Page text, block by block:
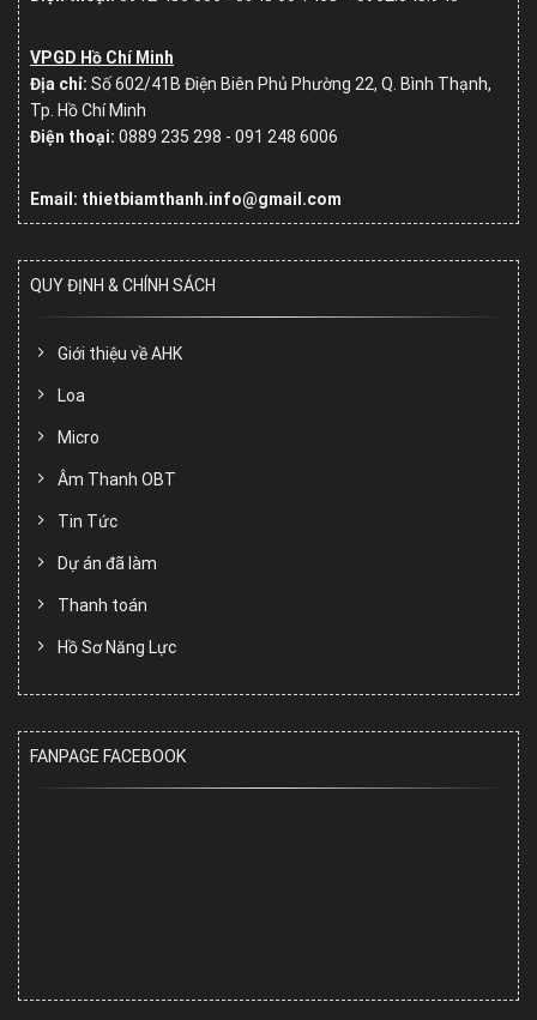
VPGD Hồ Chí Minh
Địa chỉ: Số602/41B Điện Biên Phủ Phường 22, Q. Bình Thạnh,
Tp. Hồ Chí Minh
Điện thoại: 0889 235 298 - 091 248 6006
Email: thietbiamthanh.info@gmail.com
QUY ĐỊNH & CHÍNH SÁCH
Giới thiệu về AHK
Loa
Micro
Âm Thanh OBT
Tin Tức
Dự án đã làm
Thanh toán
Hồ Sơ Năng Lực
FANPAGE FACEBOOK